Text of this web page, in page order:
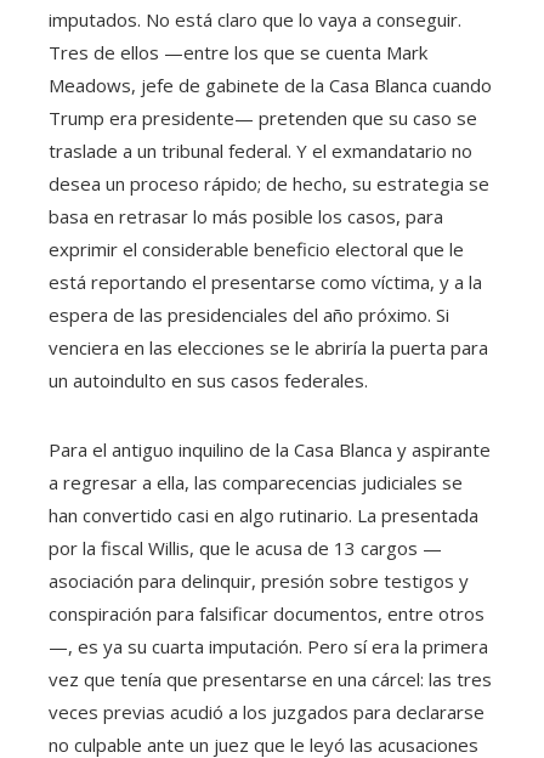
imputados. No está claro que lo vaya a conseguir.
Tres de ellos —entre los que se cuenta Mark
Meadows, jefe de gabinete de la Casa Blanca cuando
Trump era presidente— pretenden que su caso se
traslade a un tribunal federal. Y el exmandatario no
desea un proceso rápido; de hecho, su estrategia se
basa en retrasar lo más posible los casos, para
exprimir el considerable beneficio electoral que le
está reportando el presentarse como víctima, y a la
espera de las presidenciales del año próximo. Si
venciera en las elecciones se le abriría la puerta para
un autoindulto en sus casos federales.
Para el antiguo inquilino de la Casa Blanca y aspirante
a regresar a ella, las comparecencias judiciales se
han convertido casi en algo rutinario. La presentada
por la fiscal Willis, que le acusa de 13 cargos —
asociación para delinquir, presión sobre testigos y
conspiración para falsificar documentos, entre otros
—, es ya su cuarta imputación. Pero sí era la primera
vez que tenía que presentarse en una cárcel: las tres
veces previas acudió a los juzgados para declararse
no culpable ante un juez que le leyó las acusaciones